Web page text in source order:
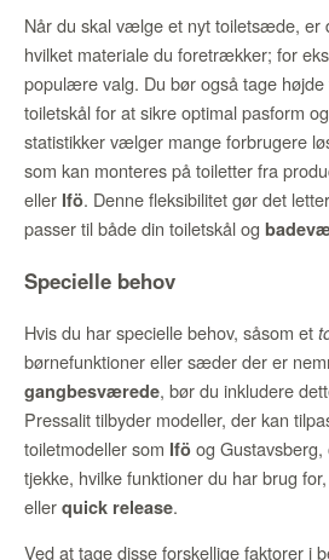
Når du skal vælge et nyt toiletsæde, er
hvilket materiale du foretrækker; for
populære valg. Du bør også tage
toiletskål for at sikre optimal pasform og
statistikker vælger mange forbrugere
som kan monteres på toiletter fra
eller Ifö. Denne fleksibilitet gør det
passer til både din toiletskål og
Specielle behov
Hvis du har specielle behov, såsom et
børnefunktioner eller sæder der er
gangbesværede, bør du inkludere
Pressalit tilbyder modeller, der kan
toiletmodeller som Ifö og
tjekke, hvilke funktioner du har brug
eller quick release.
Ved at tage disse forskellige faktorer i